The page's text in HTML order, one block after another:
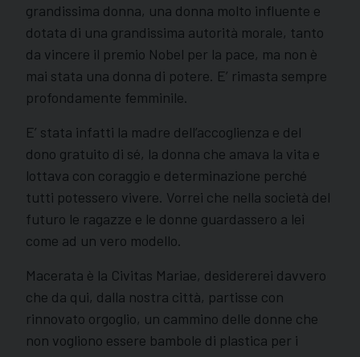
grandissima donna, una donna molto influente e
dotata di una grandissima autorità morale, tanto
da vincere il premio Nobel per la pace, ma non è
mai stata una donna di potere. E’ rimasta sempre
profondamente femminile.
E’ stata infatti la madre dell’accoglienza e del
dono gratuito di sé, la donna che amava la vita e
lottava con coraggio e determinazione perché
tutti potessero vivere. Vorrei che nella società del
futuro le ragazze e le donne guardassero a lei
come ad un vero modello.
Macerata è la Civitas Mariae, desidererei davvero
che da qui, dalla nostra città, partisse con
rinnovato orgoglio, un cammino delle donne che
non vogliono essere bambole di plastica per i